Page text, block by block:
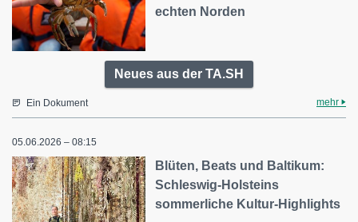
echten Norden
Neues aus der TA.SH
Ein Dokument mehr
05.06.2026 – 08:15
Blüten, Beats und Baltikum:
Schleswig-Holsteins
sommerliche Kultur-Highlights